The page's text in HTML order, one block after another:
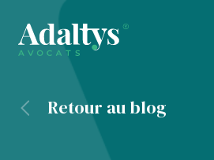
Retour au blog